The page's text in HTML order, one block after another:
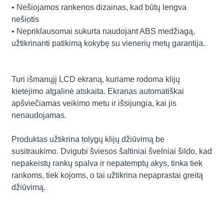
• Nešiojamos rankenos dizainas, kad būtų lengva
nešiotis
• Nepriklausomai sukurta naudojant ABS medžiagą,
užtikrinanti patikimą kokybę su vienerių metų garantija.
Turi išmanųjį LCD ekraną, kuriame rodoma klijų
kietėjimo atgalinė atskaita. Ekranas automatiškai
apšviečiamas veikimo metu ir išsijungia, kai jis
nenaudojamas.
Produktas užtikrina tolygų klijų džiūvimą be
susitraukimo. Dvigubi šviesos šaltiniai švelniai šildo, kad
nepakeistų rankų spalva ir nepatemptų akys, tinka tiek
rankoms, tiek kojoms, o tai užtikrina nepaprastai greitą
džiūvimą.